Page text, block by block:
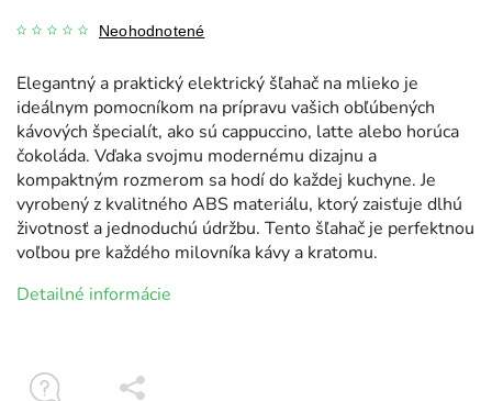
Neohodnotené
Elegantný a praktický elektrický šľahač na mlieko je
ideálnym pomocníkom na prípravu vašich obľúbených
kávových špecialít, ako sú cappuccino, latte alebo horúca
čokoláda. Vďaka svojmu modernému dizajnu a
kompaktným rozmerom sa hodí do každej kuchyne. Je
vyrobený z kvalitného ABS materiálu, ktorý zaisťuje dlhú
životnosť a jednoduchú údržbu. Tento šľahač je perfektnou
voľbou pre každého milovníka kávy a kratomu.
Detailné informácie